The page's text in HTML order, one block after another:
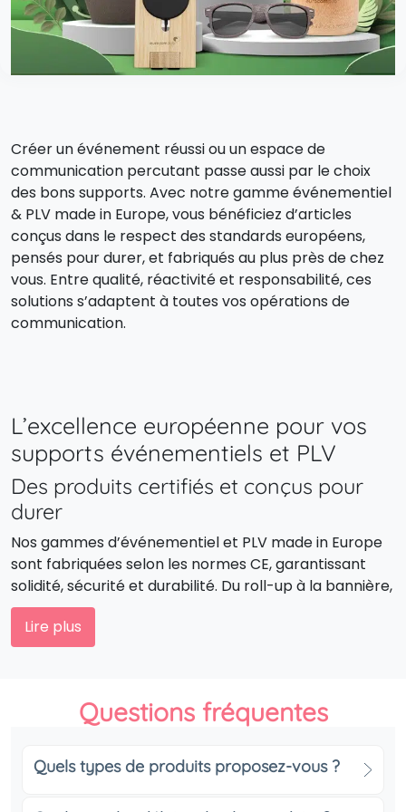
Créer un événement réussi ou un espace de
communication percutant passe aussi par le choix
des bons supports. Avec notre gamme événementiel
& PLV made in Europe, vous bénéficiez d’articles
conçus dans le respect des standards européens,
pensés pour durer, et fabriqués au plus près de chez
vous. Entre qualité, réactivité et responsabilité, ces
solutions s’adaptent à toutes vos opérations de
communication.
L’excellence européenne pour vos
supports événementiels et PLV
Des produits certifiés et conçus pour
durer
Nos gammes d’événementiel et PLV made in Europe
sont fabriquées selon les normes CE, garantissant
solidité, sécurité et durabilité. Du roll-up à la bannière,
chaque support est pensé pour valoriser votre image
tout en assurant une tenue irréprochable dans le
temps.
esthétiques
l’impact carbone, tandis que l’utilisation de matériaux
Lire plus
Questions fréquentes
Quels types de produits proposez-vous ?